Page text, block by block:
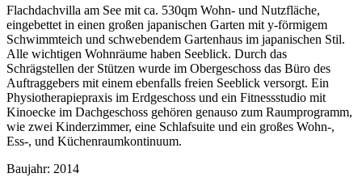
Flachdachvilla am See mit ca. 530qm Wohn- und Nutzfläche,
eingebettet in einen großen japanischen Garten mit y-förmigem
Schwimmteich und schwebendem Gartenhaus im japanischen Stil.
Alle wichtigen Wohnräume haben Seeblick. Durch das
Schrägstellen der Stützen wurde im Obergeschoss das Büro des
Auftraggebers mit einem ebenfalls freien Seeblick versorgt. Ein
Physiotherapiepraxis im Erdgeschoss und ein Fitnessstudio mit
Kinoecke im Dachgeschoss gehören genauso zum Raumprogramm,
wie zwei Kinderzimmer, eine Schlafsuite und ein großes Wohn-,
Ess-, und Küchenraumkontinuum.
Baujahr: 2014